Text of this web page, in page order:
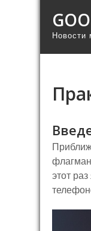
Новости
этот